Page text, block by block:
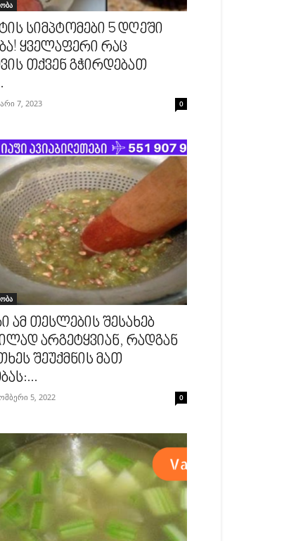
სიმპტომები 5 დღეში
ყველაფერი რაც
თქვენ გჭირდებათ
7, 2023 0
ამ თესლების შესახებ
არგეტყვიან, რადგან
შეუქმნის მათ
5, 2022 0